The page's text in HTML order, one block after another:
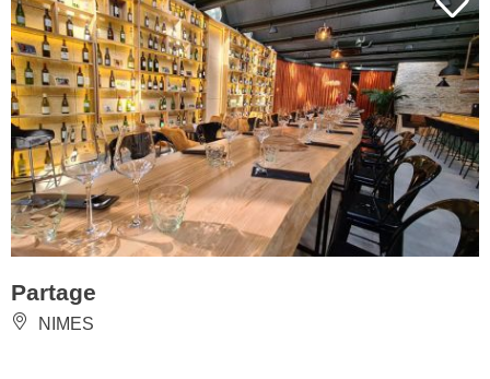
Partage
NIMES